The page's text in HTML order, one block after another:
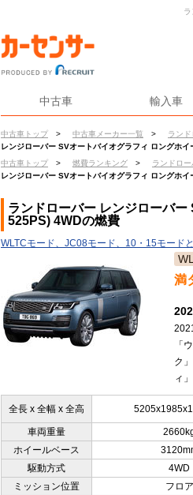
中古車 輸入車
中古車トップ > 中古車メーカー一覧 > ラン
レンジローバー SVオートバイオグラフィ ロングホ
中古車トップ
> 燃費ランキング > ランドロ
レンジローバー SVオートバイオグラフィ ロングホ
ランドローバー レンジローバ
525PS) 4WDの燃費
WLTCモード、JC08モード、10・15モード
満
「
ク
ィ
全長 x 全幅 x 全高
車両重量
ホイールベース
駆動方式
4WD
ミッション位置
フロア